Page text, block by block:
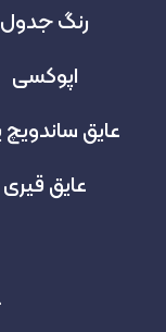
رنگ جدول
اپوکسی
عایق ساندویچ
عایق قیری